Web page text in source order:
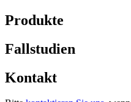
Produkte
Fallstudien
Kontakt